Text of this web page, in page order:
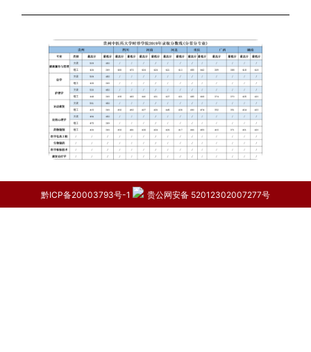
黔ICP备20003793号-1 贵公网安备 52012302007277号